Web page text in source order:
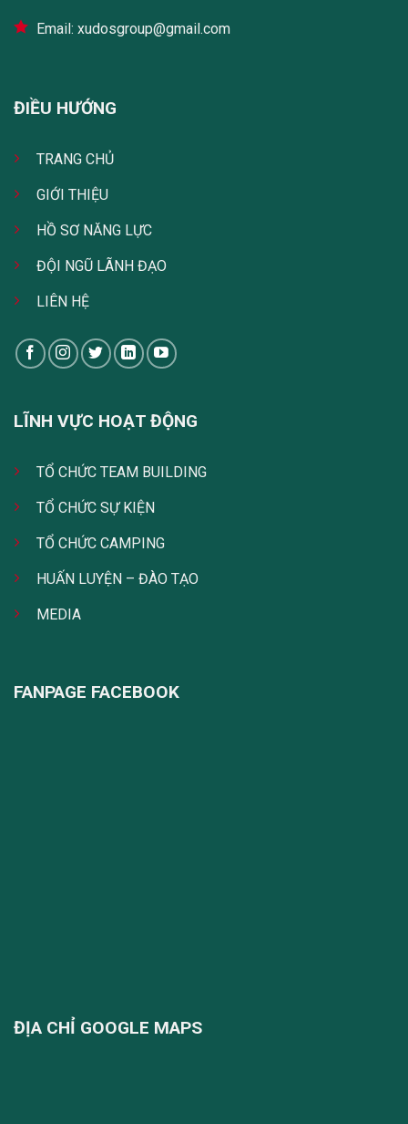
Email: xudosgroup@gmail.com
ĐIỀU HƯỚNG
TRANG CHỦ
GIỚI THIỆU
HỒ SƠ NĂNG LỰC
ĐỘI NGŨ LÃNH ĐẠO
LIÊN HỆ
LĨNH VỰC HOẠT ĐỘNG
TỔ CHỨC TEAM BUILDING
TỔ CHỨC SỰ KIỆN
TỔ CHỨC CAMPING
HUẤN LUYỆN – ĐÀO TẠO
MEDIA
FANPAGE FACEBOOK
ĐỊA CHỈ GOOGLE MAPS